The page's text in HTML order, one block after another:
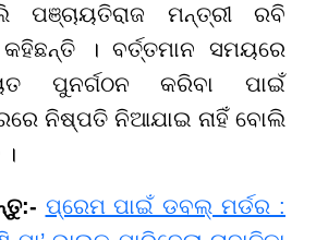
ପଞ୍ଚାୟତିରାଜ ମନ୍ତ୍ରୀ ରବି
କହିଛନ୍ତି । ବର୍ତ୍ତମାନ ସମୟରେ
ପୁନର୍ଗଠନ କରିବା ପାଇଁ
ନିଷ୍ପତି ନିଆଯାଇ ନାହିଁ ବୋଲି
ପ୍ରେମ ପାଇଁ ଡବଲ୍ ମର୍ଡର :